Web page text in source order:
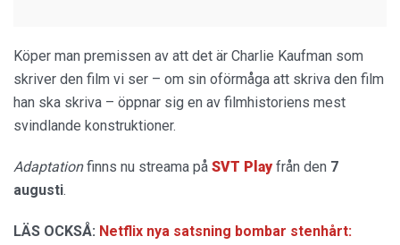
Köper man premissen av att det är Charlie Kaufman som
skriver den film vi ser – om sin oförmåga att skriva den film
han ska skriva – öppnar sig en av filmhistoriens mest
svindlande konstruktioner.
Adaptationfinns nu streama på SVT Playfrån den 7
augusti.
LÄS OCKSÅ: Netflix nya satsning bombar stenhårt: